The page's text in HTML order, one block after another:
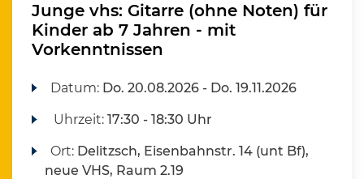
Junge vhs: Gitarre (ohne Noten) für
Kinder ab 7 Jahren - mit
Vorkenntnissen
Datum: Do. 20.08.2026 - Do. 19.11.2026
Uhrzeit:17:30 - 18:30 Uhr
Ort: Delitzsch, Eisenbahnstr. 14 (unt Bf),
neue VHS, Raum 2.19